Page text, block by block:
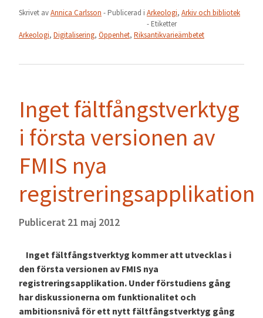
Skrivet avAnnica Carlsson - Publicerad i Arkeologi, Arkiv och bibliotek
- Etiketter
Arkeologi, Digitalisering, Öppenhet, Riksantikvarieämbetet
Inget fältfångstverktyg
i första versionen av
FMIS nya
registreringsapplikation
Publicerat 21 maj 2012
Inget fältfångstverktyg kommer att utvecklas i
den första versionen av FMIS nya
registreringsapplikation. Under förstudiens gång
har diskussionerna om funktionalitet och
ambitionsnivå för ett nytt fältfångstverktyg gång